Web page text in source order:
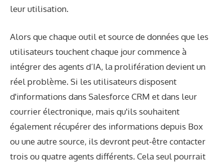
leur utilisation.
Alors que chaque outil et source de données que les
utilisateurs touchent chaque jour commence à
intégrer des agents d’IA, la prolifération devient un
réel problème. Si les utilisateurs disposent
d'informations dans Salesforce CRM et dans leur
courrier électronique, mais qu'ils souhaitent
également récupérer des informations depuis Box
ou une autre source, ils devront peut-être contacter
trois ou quatre agents différents. Cela seul pourrait